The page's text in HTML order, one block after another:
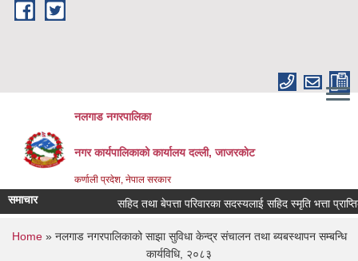
Skip to main content
नलगाड नगरपालिका
नगर कार्यपालिकाको कार्यालय दल्ली, जाजरकाेट
कर्णाली प्रदेश, नेपाल सरकार
समाचार सहिद तथा बेपत्ता परिवारका सदस्यलाई सहिद स्मृति भत्ता प्राप्तिको
You are here
Home» नलगाड नगरपालिकाको साझा सुविधा केन्द्र संचालन तथा ब्यबस्थापन सम्बन्धि
कार्यविधि, २०८३